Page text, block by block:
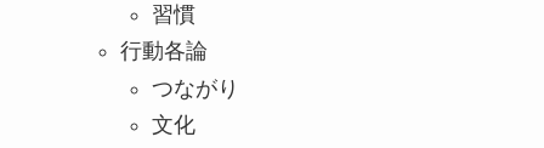
習慣
行動各論
つながり
文化